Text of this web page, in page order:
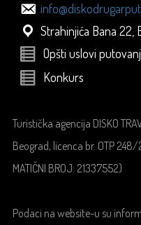
Strahinjića Bana 22,
Opšti uslovi
Konkurs
Turistička agencija DISKO
Beograd, licenca br. OTP
MATIČNI BROJ: 21337552)
Podaci na website-u su